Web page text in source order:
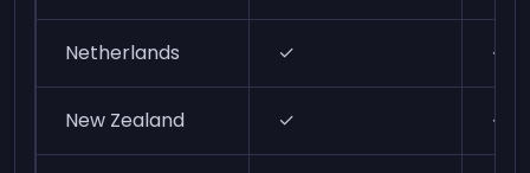
Netherlands ✓ ✓
New Zealand ✓ ✓